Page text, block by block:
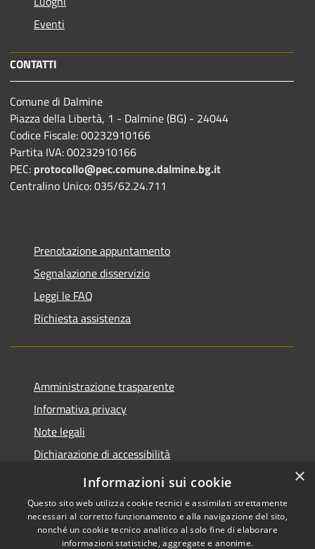
Eventi
CONTATTI
Comune di Dalmine
Piazza della Libertà, 1 - Dalmine (BG) - 24044
Codice Fiscale: 00232910166
Partita IVA: 00232910166
PEC: protocollo@pec.comune.dalmine.bg.it
Centralino Unico: 035/62.24.711
Prenotazione appuntamento
Segnalazione disservizio
Leggi le FAQ
Richiesta assistenza
Amministrazione trasparente
Informativa privacy
Note legali
Dichiarazione di accessibilità
Piano di miglioramento del sito
×
Informazioni sui cookie
Questo sito web utilizza cookie tecnici e assimilati strettamente
necessari al corretto funzionamento e alla navigazione del sito,
nonché un cookie tecnico analitico al solo fine di elaborare
informazioni statistiche, aggregate e anonime.